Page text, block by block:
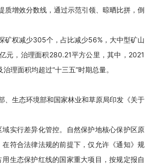
增效分数线，通过示范引领、晾晒比拼，倒
矿权减少305个，占比减少56%，大中型矿山
元，治理面积280.21平方公里，其中，2021
理面积均超过“十三五”时期总量。
、生态环境部和国家林业和草原局印发《关于
实行差异化管控。自然保护地核心保护区原
符合法律法规的前提下，仅允许《通知》规
生态保护红线的国家重大项目，按规定报自